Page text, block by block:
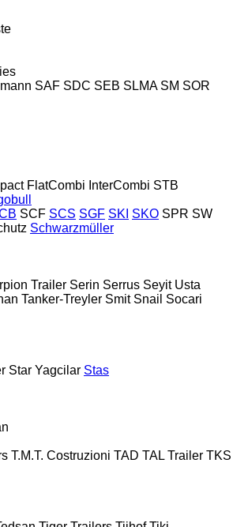
SAF SDC SEB SLMA SM SOR
FlatCombi InterCombi STB
SCF SCS SGF SKI SKO SPR SW
Schwarzmüller
Trailer Serin Serrus Seyit Usta
Tanker-Treyler Smit Snail Socari
Star Yagcilar Stas
T.M.T. Costruzioni TAD TAL Trailer TKS